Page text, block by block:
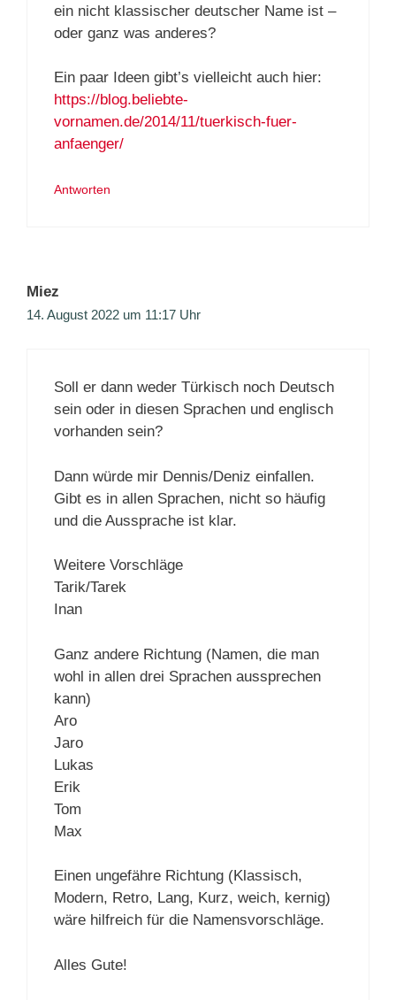
ein nicht klassischer deutscher Name ist –
oder ganz was anderes?
Ein paar Ideen gibt’s vielleicht auch hier:
https://blog.beliebte-
vornamen.de/2014/11/tuerkisch-fuer-
anfaenger/
Antworten
Miez
14. August 2022 um 11:17 Uhr
Soll er dann weder Türkisch noch Deutsch
sein oder in diesen Sprachen und englisch
vorhanden sein?
Dann würde mir Dennis/Deniz einfallen.
Gibt es in allen Sprachen, nicht so häufig
und die Aussprache ist klar.
Weitere Vorschläge
Tarik/Tarek
Inan
Ganz andere Richtung (Namen, die man
wohl in allen drei Sprachen aussprechen
kann)
Aro
Jaro
Lukas
Erik
Tom
Max
Einen ungefähre Richtung (Klassisch,
Modern, Retro, Lang, Kurz, weich, kernig)
wäre hilfreich für die Namensvorschläge.
Alles Gute!